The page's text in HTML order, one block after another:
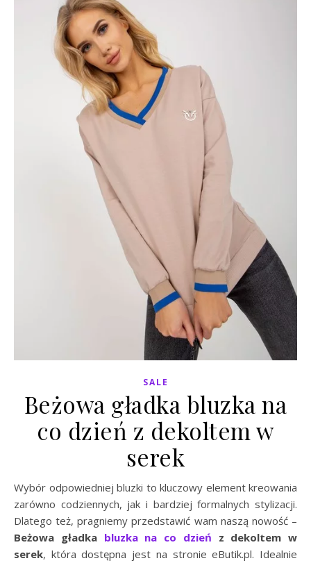
SALE
Beżowa gładka bluzka na
co dzień z dekoltem w
serek
Wybór odpowiedniej bluzki to kluczowy element kreowania
zarówno codziennych, jak i bardziej formalnych stylizacji.
Dlatego też, pragniemy przedstawić wam naszą nowość –
Beżowa gładka bluzka na co dzień z dekoltem w
serek, która dostępna jest na stronie eButik.pl. Idealnie